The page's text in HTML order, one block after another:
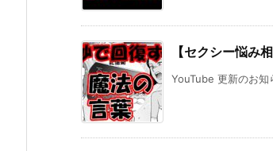
【セクシー悩み
YouTube 更新のお知